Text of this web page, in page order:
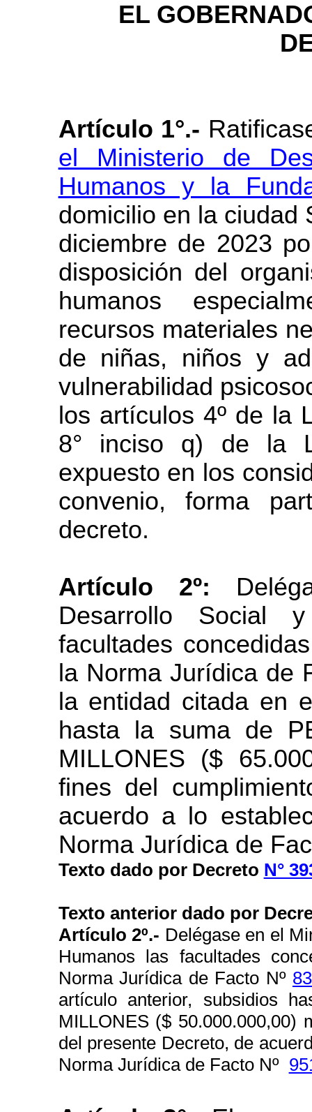
EL
Artículo 1°.-
el Ministerio de
Humanos y la
domicilio en la ciudad
diciembre de 2023
disposición del
humanos
recursos materiales
de niñas, niños y
vulnerabilidad
los artículos 4º de la
8° inciso q) de la
expuesto en los
convenio, forma
decreto.
Artículo 2º:
Desarrollo Social
facultades
la Norma Jurídica de
la entidad citada en
hasta la suma de
MILLONES ($
fines del
acuerdo a lo
Norma Jurídica de
Texto dado por Decreto N°
Texto anterior dado por
Artículo 2º.- Delégase en el
Humanos las facultades
Norma Jurídica de Facto Nº
artículo anterior, subsidios
MILLONES ($ 50.000.000,00)
del presente Decreto, de
Norma Jurídica de Facto Nº